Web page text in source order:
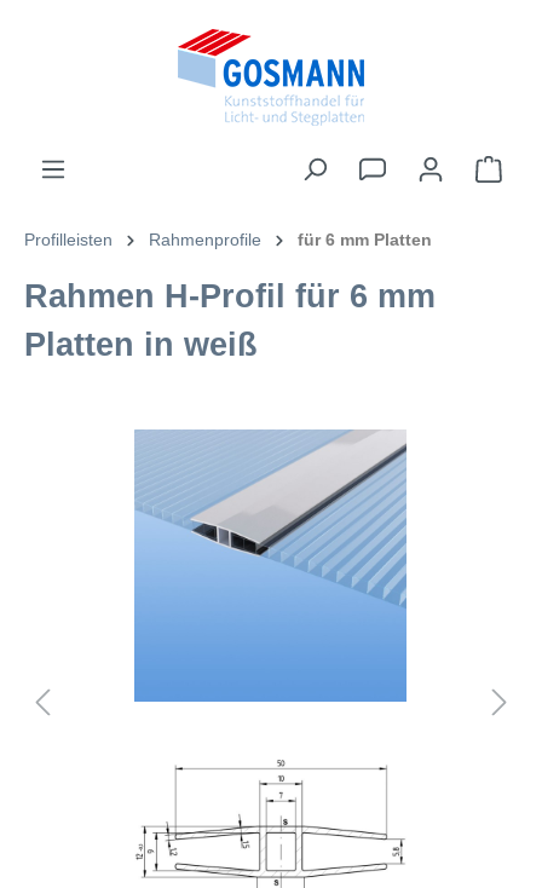
Profilleisten Rahmenprofile für 6 mm Platten
Rahmen H-Profil für 6 mm
Platten in weiß